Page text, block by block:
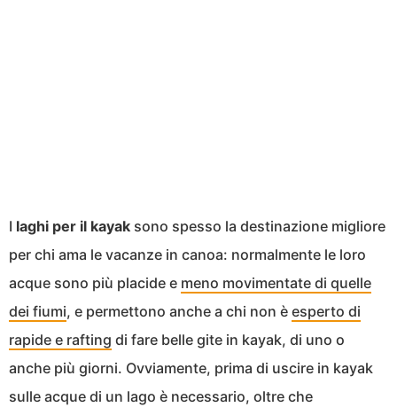
I laghi per il kayak sono spesso la destinazione migliore
per chi ama le vacanze in canoa: normalmente le loro
acque sono più placide e meno movimentate di quelle
dei fiumi, e permettono anche a chi non è esperto di
rapide e rafting di fare belle gite in kayak, di uno o
anche più giorni. Ovviamente, prima di uscire in kayak
sulle acque di un lago è necessario, oltre che